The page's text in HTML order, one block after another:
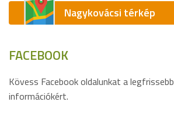
Nagykovácsi térkép
FACEBOOK
Kövess Facebook oldalunkat a legfrissebb
információkért.